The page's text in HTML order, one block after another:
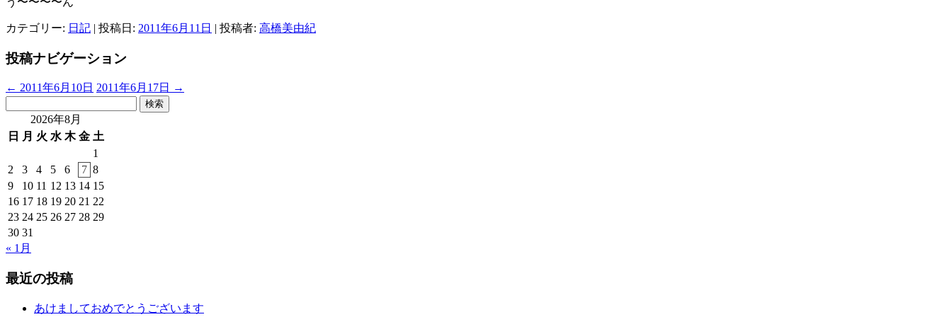
カテゴリー: 日記 | 投稿日: 2011年6月11日 | 投稿者: 高橋美由紀
投稿ナビゲーション
← 2011年6月10日 2011年6月17日
→
2026年8月
日
月 火 水 木 金 土
1
2
3 4 5 6 7 8
9
10 11 12 13 14 15
16 17 18 19 20 21 22
23 24 25 26 27 28 29
30 31
« 1月
最近の投稿
あけましておめでとうございます